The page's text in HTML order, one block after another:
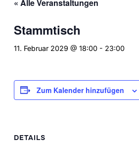
« Alle Veranstaltungen
Stammtisch
11. Februar 2029 @ 18:00 - 23:00
Zum Kalender hinzufügen
DETAILS